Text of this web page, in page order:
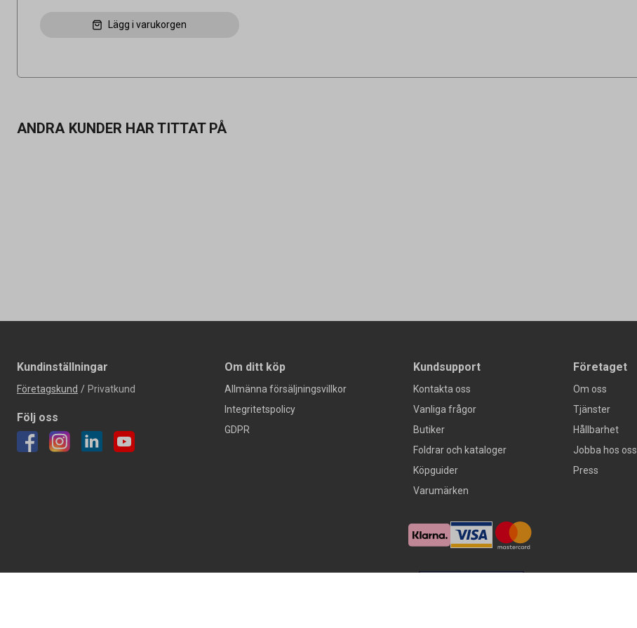
Lägg i varukorgen
ANDRA KUNDER HAR TITTAT PÅ
Kundinställningar
Företagskund / Privatkund
Följ oss
Om ditt köp
Allmänna försäljningsvillkor
Integritetspolicy
GDPR
Kundsupport
Kontakta oss
Vanliga frågor
Butiker
Foldrar och kataloger
Köpguider
Varumärken
Företaget
Om oss
Tjänster
Hållbarhet
Jobba hos oss
Press